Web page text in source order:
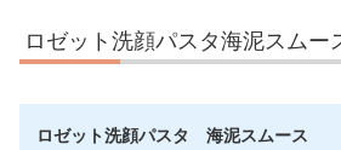
ロゼット洗顔パスタ海泥スムー
ロゼット洗顔パスタ 海泥スムース